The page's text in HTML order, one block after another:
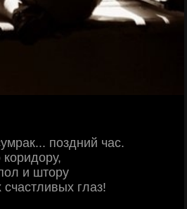
поздний час.
и штору
глаз!